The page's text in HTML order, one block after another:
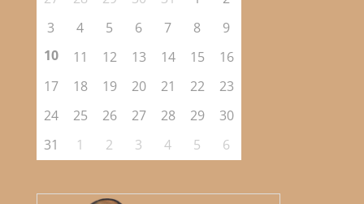
3
4 5 6 7 8
9
10
11 12 13 14 15
16
17
18 19 20 21 22
23
24
25 26 27 28 29
30
31
1 2 3 4 5 6